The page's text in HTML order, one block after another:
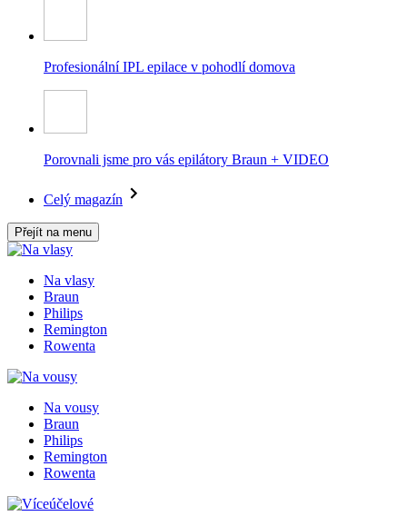
Profesionální IPL epilace v pohodlí domova
Porovnali jsme pro vás epilátory Braun + VIDEO
Celý magazín
Přejít na menu
Na vlasy
Braun
Philips
Remington
Rowenta
Na vousy
Braun
Philips
Remington
Rowenta